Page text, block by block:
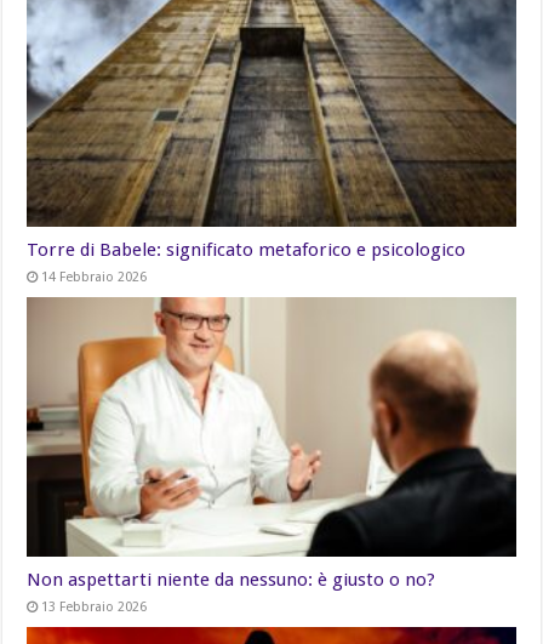
Torre di Babele: significato metaforico e psicologico
14 Febbraio 2026
Non aspettarti niente da nessuno: è giusto o no?
13 Febbraio 2026